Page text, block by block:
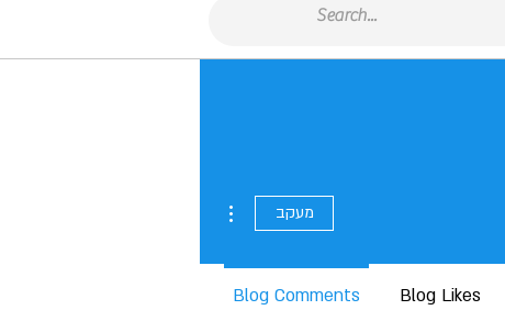
מעקב
Blog Likes
Blog Comments